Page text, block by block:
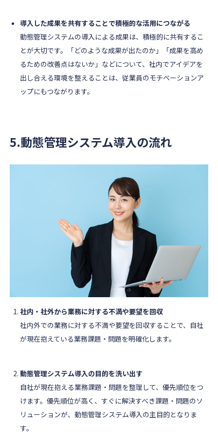
導入した成果を共有することで積極的な活用につながる
動態管理システムの導入による成果は、積極的に共有するこ
とが大切です。「どのような成果が出たのか」「成果を高め
るための改善点はないか」などについて、社内でアイデアを
出し合える環境を整えることは、従業員のモチベーションア
ップにもつながります。
5.動態管理システム導入の流れ
社内・社外から業務に対する不満や要望を回収
社内外での業務に対する不満や要望を回収することで、自社
が現在抱えている業務課題・問題を明確化します。
動態管理システム導入の目的を洗い出す
自社が現在抱える業務課題・問題を整理して、優先順位をつ
けます。優先順位が高く、すぐに解決すべき課題・問題のソ
リューションが、動態管理システム導入の主目的となりま
す。